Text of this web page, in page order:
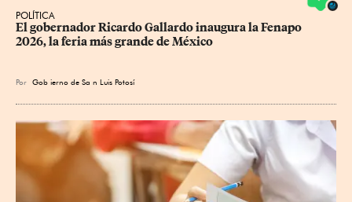
POLÍTICA
​El gobernador Ricardo Gallardo inaugura la Fenapo
2026, la feria más grande de México
Por Gob ierno de Sa n Luis Potosí